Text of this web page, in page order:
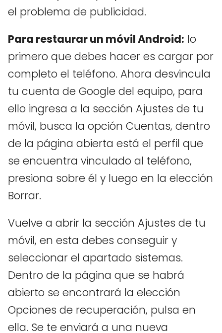
el problema de publicidad.
Para restaurar un móvil Android: lo
primero que debes hacer es cargar por
completo el teléfono. Ahora desvincula
tu cuenta de Google del equipo, para
ello ingresa a la sección Ajustes de tu
móvil, busca la opción Cuentas, dentro
de la página abierta está el perfil que
se encuentra vinculado al teléfono,
presiona sobre él y luego en la elección
Borrar.
Vuelve a abrir la sección Ajustes de tu
móvil, en esta debes conseguir y
seleccionar el apartado sistemas.
Dentro de la página que se habrá
abierto se encontrará la elección
Opciones de recuperación, pulsa en
ella. Se te enviará a una nueva